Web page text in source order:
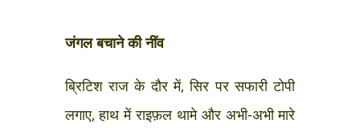
जंगल बचाने की नींव
ब्रिटिश राज के दौर में, सिर पर सफारी टोपी
लगाए, हाथ में राइफ़ल थामे और अभी-अभी मारे